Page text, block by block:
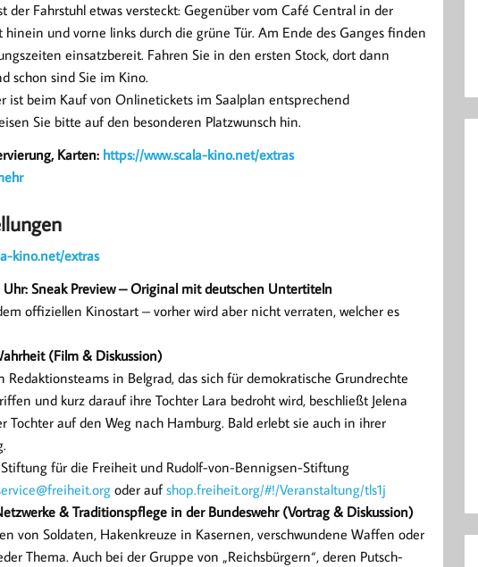
der Fahrstuhl etwas versteckt: Gegenüber vom Café Central in der
und vorne links durch die grüne Tür. Am Ende des Ganges finden
einsatzbereit. Fahren Sie in den ersten Stock, dort dann
schon sind Sie im Kino.
ist beim Kauf von Onlinetickets im Saalplan entsprechend
Sie bitte auf den besonderen Platzwunsch hin.
Karten: https://www.scala-kino.net/extras
kino.net/extras
Uhr: Sneak Preview – Original mit deutschen Untertiteln
offiziellen Kinostart – vorher wird aber nicht verraten, welcher es
(Film & Diskussion)
in Belgrad, das sich für demokratische Grundrechte
und kurz darauf ihre Tochter Lara bedroht wird, beschließt Jelena
Tochter auf den Weg nach Hamburg. Bald erlebt sie auch in ihrer
für die Freiheit und Rudolf-­von-Bennigsen-Stiftung
oder aufshop.freiheit.org/#!/Veranstaltung/tls1j
& Traditionspflege in der Bundeswehr (Vortrag & Diskussion)
von Soldaten, Hakenkreuze in Kasernen, verschwundene Waffen oder
Thema. Auch bei der Gruppe von ​„Reichsbürgern“, deren Putsch-